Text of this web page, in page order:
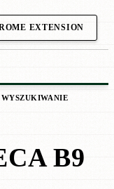
EXTENSION
WYSZUKIWANIE
B9